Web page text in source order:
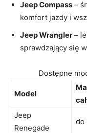
Jeep ⁢Compass –
komfort jazdy ‌i
Jeep Wrangler –
sprawdzający ​się
Dostępne
Model
Jeep
⁣Renegade
do